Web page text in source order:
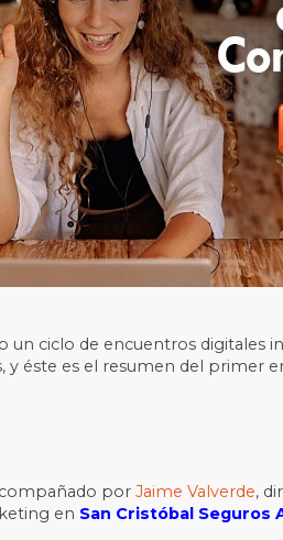
un ciclo de encuentros digitales
y éste es el resumen del primer
por Jaime Valverde,
en San Cristóbal Seguros